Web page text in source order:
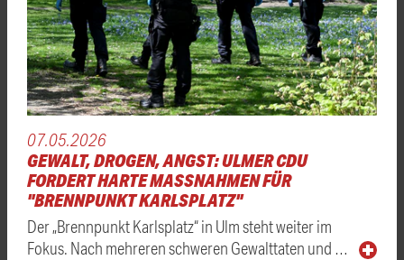
07.05.2026
GEWALT, DROGEN, ANGST: ULMER CDU
FORDERT HARTE MASSNAHMEN FÜR "
BRENNPUNKT KARLSPLATZ"
Der „Brennpunkt Karlsplatz“ in Ulm steht weiter im
Fokus. Nach mehreren schweren Gewalttaten und …